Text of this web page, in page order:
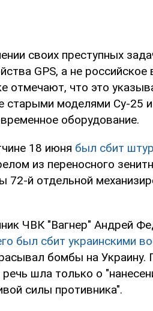
своих преступных
GPS, а не российское
отмечают, что это
старыми моделями Су-25
оборудование.
18 июня был сбит
из переносного
72-й отдельной
ЧВК "Вагнер" Андрей
был сбит украинскими
бомбы на Украину.
шла только о
силы противника".